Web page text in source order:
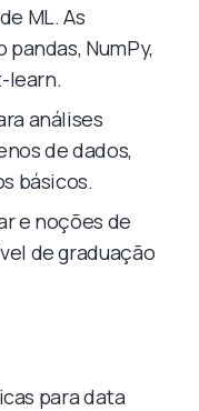
ML. As
NumPy,
learn.
análises
de dados,
básicos.
e noções de
de graduação
para data